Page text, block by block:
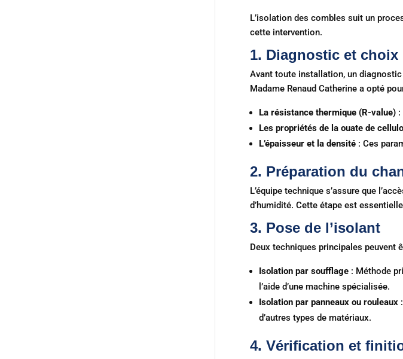
L’isolation des combles suit un
cette intervention.
1. Diagnostic et
Avant toute installation, un
Madame Renaud Catherine a opté
La résistance thermique (R-value):
Les propriétés de la ouate de
L’épaisseur et la densité: Ces
2. Préparation du
L’équipe technique s’assure que
d’humidité. Cette étape est
3. Pose de l’isolant
Deux techniques principales
Isolation par soufflage: Méthode
l’aide d’une machine spécialisée.
Isolation par panneaux ou rouleaux:
d’autres types de matériaux.
4. Vérification et